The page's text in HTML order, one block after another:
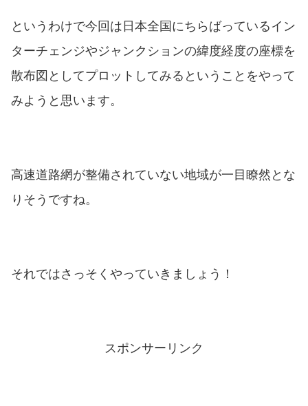
というわけで今回は日本全国にちらばっているイン
ターチェンジやジャンクションの緯度経度の座標を
散布図としてプロットしてみるということをやって
みようと思います。
高速道路網が整備されていない地域が一目瞭然とな
りそうですね。
それではさっそくやっていきましょう！
スポンサーリンク